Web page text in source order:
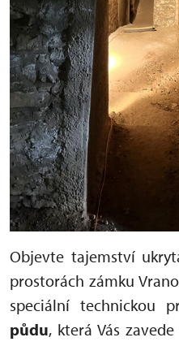
Objevte tajemství
prostorách zámku
speciální technickou
půdu, která Vás